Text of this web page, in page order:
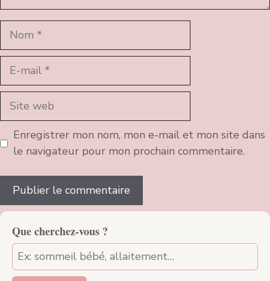
Nom
Site
Enregistrer mon nom, mon e-mail et mon site dans
le navigateur pour mon prochain commentaire.
Que cherchez-vous ?